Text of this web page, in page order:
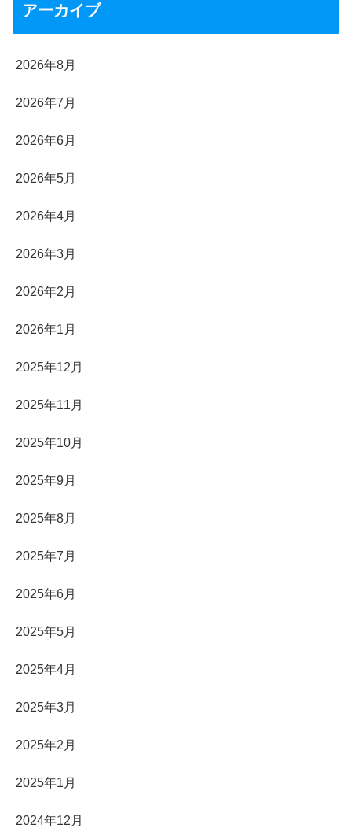
アーカイブ
2026年8月
2026年7月
2026年6月
2026年5月
2026年4月
2026年3月
2026年2月
2026年1月
2025年12月
2025年11月
2025年10月
2025年9月
2025年8月
2025年7月
2025年6月
2025年5月
2025年4月
2025年3月
2025年2月
2025年1月
2024年12月